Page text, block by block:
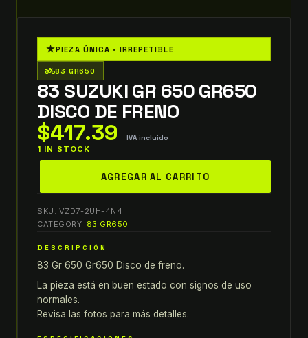
★PIEZA ÚNICA · IRREPETIBLE
two_wheeler83 GR650
83 SUZUKI GR 650 GR650
DISCO DE FRENO
$417.39 IVA incluido
1 IN STOCK
650
DISCO
DE
FRENO
quantity
AGREGAR AL CARRITO
SKU: VZD7-2UH-4N4
CATEGORY: 83 GR650
DESCRIPCIÓN
83 Gr 650 Gr650 Disco de freno.
La pieza está en buen estado con signos de uso
normales.
Revisa las fotos para más detalles.